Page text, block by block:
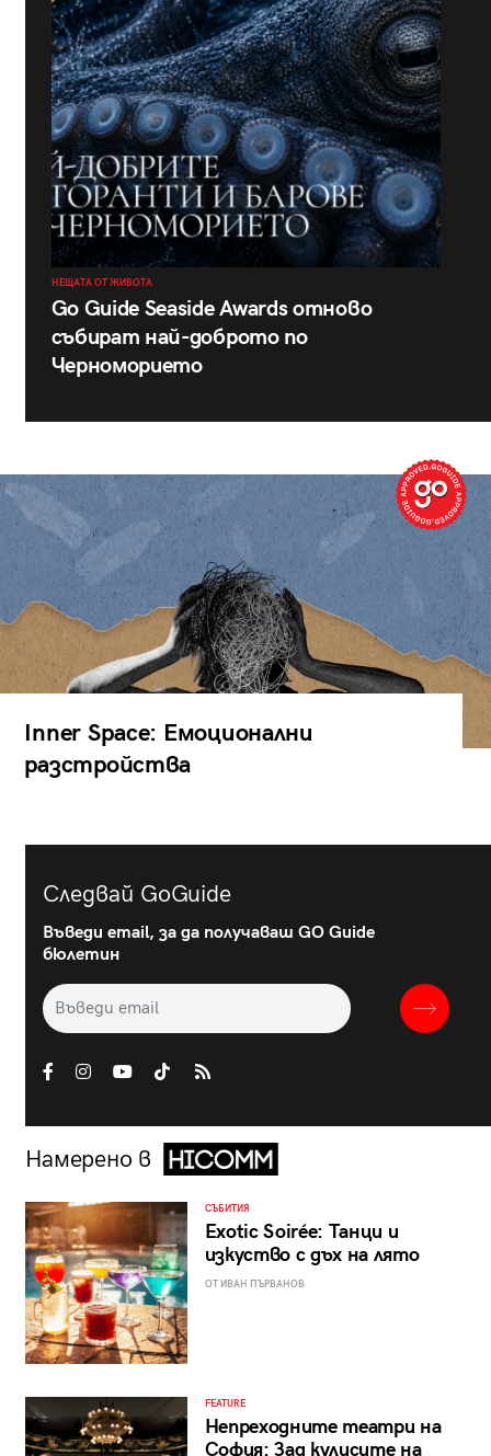
НЕЩАТА ОТ ЖИВОТА
Go Guide Seaside Awards отново
събират най-доброто по
Черноморието
Inner Space: Емоционални
разстройства
Следвай GoGuide
Въведи email, за да получаваш GO Guide
бюлетин
Намерено в
СЪБИТИЯ
Exotic Soirée: Танци и
изкуство с дъх на лято
ОТ ИВАН ПЪРВАНОВ
FEATURE
Непреходните театри на
София: Зад кулисите на